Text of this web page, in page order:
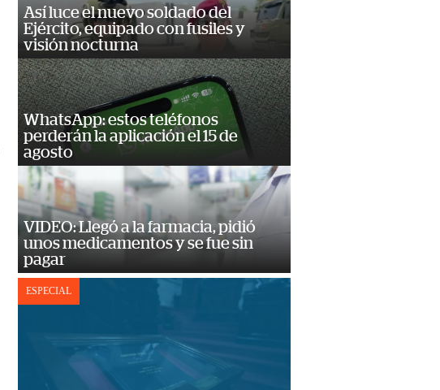
Así luce el nuevo soldado del
Ejército, equipado con fusiles y
visión nocturna
WhatsApp: estos teléfonos
perderán la aplicación el 15 de
agosto
VIDEO: Llegó a la farmacia, pidió
unos medicamentos y se fue sin
pagar
ESPECIAL